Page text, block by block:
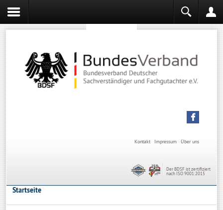
Über uns
Impressum
Kontakt
Der BDSF ist zertifiziert
nach ISO 9001:2015
Startseite